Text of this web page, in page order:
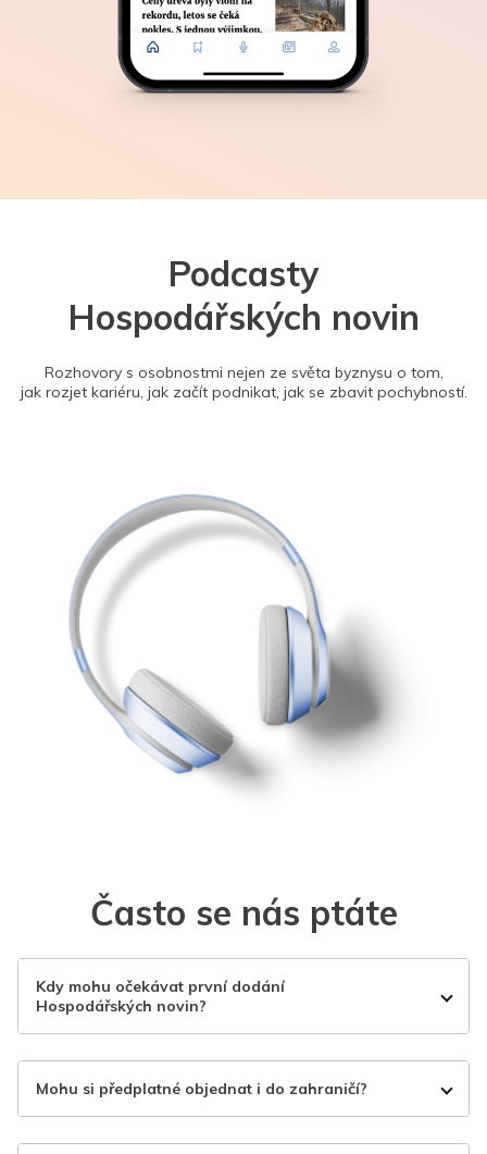
Podcasty
Hospodářských novin
Rozhovory s osobnostmi nejen ze světa byznysu o tom,
jak rozjet kariéru, jak začít podnikat, jak se zbavit pochybností.
Často se nás ptáte
Kdy mohu očekávat první dodání
Hospodářských novin?
Mohu si předplatné objednat i do zahraničí?